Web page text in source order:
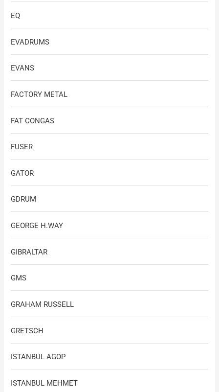
EQ
EVADRUMS
EVANS
FACTORY METAL
FAT CONGAS
FUSER
GATOR
GDRUM
GEORGE H.WAY
GIBRALTAR
GMS
GRAHAM RUSSELL
GRETSCH
ISTANBUL AGOP
ISTANBUL MEHMET